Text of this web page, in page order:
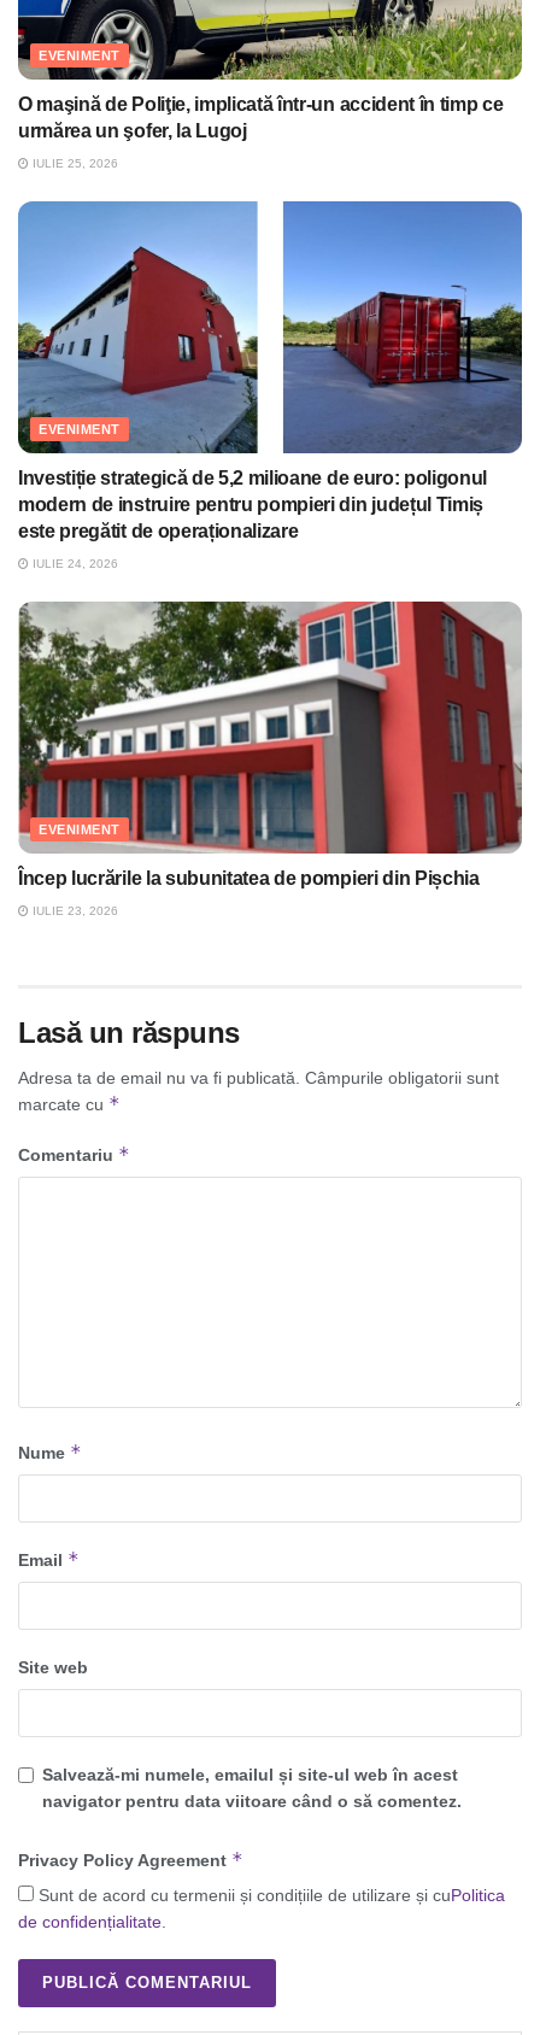
EVENIMENT
O maşină de Poliţie, implicată într-un accident în timp ce
urmărea un şofer, la Lugoj
IULIE 25, 2026
EVENIMENT
Investiție strategică de 5,2 milioane de euro: poligonul
modern de instruire pentru pompieri din județul Timiș
este pregătit de operaționalizare
IULIE 24, 2026
EVENIMENT
Încep lucrările la subunitatea de pompieri din Pișchia
IULIE 23, 2026
Lasă un răspuns
Adresa ta de email nu va fi publicată. Câmpurile obligatorii sunt
marcate cu *
Comentariu *
Nume *
Email *
Site web
Salvează-mi numele, emailul și site-ul web în acest
navigator pentru data viitoare când o să comentez.
Privacy Policy Agreement *
Sunt de acord cu termenii și condițiile de utilizare și cuPolitica
de confidențialitate.